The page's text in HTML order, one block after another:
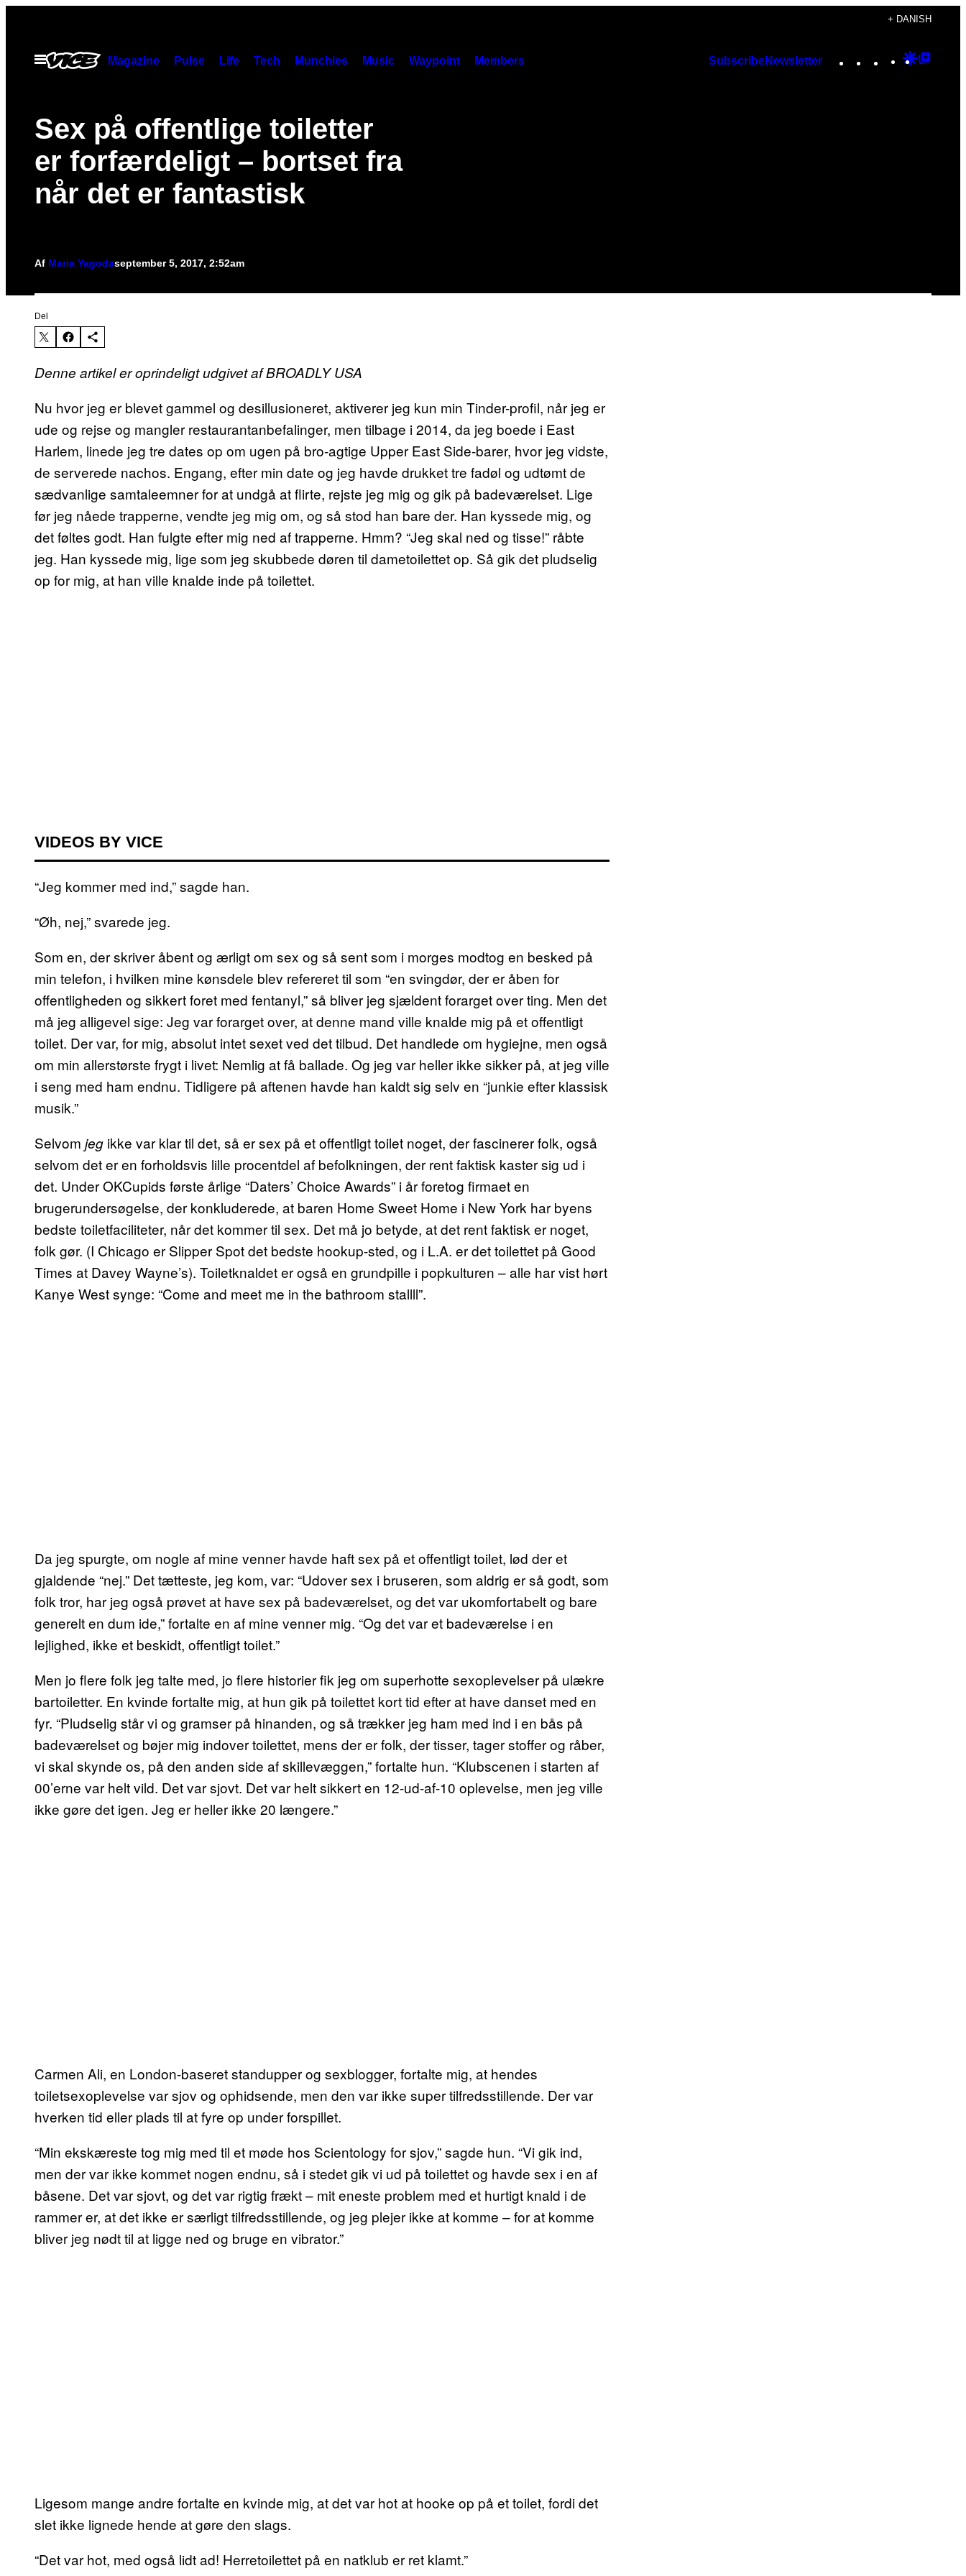
indhold
+ DANISH
Åbn
Menu
Magazine Pulse Life Tech Munchies Music Waypoint Members SubscribeNewsletter Instagram
TikTok
YouTube
Google
Sex på offentlige toiletter
er forfærdeligt – bortset fra
når det er fantastisk
Af Maria Yagodaseptember 5, 2017, 2:52am
Del
Denne artikel er oprindeligt udgivet af BROADLY USA
Nu hvor jeg er blevet gammel og desillusioneret, aktiverer jeg kun min Tinder-profil, når jeg er
ude og rejse og mangler restaurantanbefalinger, men tilbage i 2014, da jeg boede i East
Harlem, linede jeg tre dates op om ugen på bro-agtige Upper East Side-barer, hvor jeg vidste,
de serverede nachos. Engang, efter min date og jeg havde drukket tre fadøl og udtømt de
sædvanlige samtaleemner for at undgå at flirte, rejste jeg mig og gik på badeværelset. Lige
før jeg nåede trapperne, vendte jeg mig om, og så stod han bare der. Han kyssede mig, og
det føltes godt. Han fulgte efter mig ned af trapperne. Hmm? “Jeg skal ned og tisse!” råbte
jeg. Han kyssede mig, lige som jeg skubbede døren til dametoilettet op. Så gik det pludselig
op for mig, at han ville knalde inde på toilettet.
VIDEOS BY VICE
“Jeg kommer med ind,” sagde han.
“Øh, nej,” svarede jeg.
Som en, der skriver åbent og ærligt om sex og så sent som i morges modtog en besked på
min telefon, i hvilken mine kønsdele blev refereret til som “en svingdør, der er åben for
offentligheden og sikkert foret med fentanyl,” så bliver jeg sjældent forarget over ting. Men det
må jeg alligevel sige: Jeg var forarget over, at denne mand ville knalde mig på et offentligt
toilet. Der var, for mig, absolut intet sexet ved det tilbud. Det handlede om hygiejne, men også
om min allerstørste frygt i livet: Nemlig at få ballade. Og jeg var heller ikke sikker på, at jeg ville
i seng med ham endnu. Tidligere på aftenen havde han kaldt sig selv en “junkie efter klassisk
musik.”
Selvom jeg ikke var klar til det, så er sex på et offentligt toilet noget, der fascinerer folk, også
selvom det er en forholdsvis lille procentdel af befolkningen, der rent faktisk kaster sig ud i
det. Under OKCupids første årlige “Daters’ Choice Awards” i år foretog firmaet en
brugerundersøgelse, der konkluderede, at baren Home Sweet Home i New York har byens
bedste toiletfaciliteter, når det kommer til sex. Det må jo betyde, at det rent faktisk er noget,
folk gør. (I Chicago er Slipper Spot det bedste hookup-sted, og i L.A. er det toilettet på Good
Times at Davey Wayne’s). Toiletknaldet er også en grundpille i popkulturen – alle har vist hørt
Kanye West synge: “Come and meet me in the bathroom stallll”.
Da jeg spurgte, om nogle af mine venner havde haft sex på et offentligt toilet, lød der et
gjaldende “nej.” Det tætteste, jeg kom, var: “Udover sex i bruseren, som aldrig er så godt, som
folk tror, har jeg også prøvet at have sex på badeværelset, og det var ukomfortabelt og bare
generelt en dum ide,” fortalte en af mine venner mig. “Og det var et badeværelse i en
lejlighed, ikke et beskidt, offentligt toilet.”
Men jo flere folk jeg talte med, jo flere historier fik jeg om superhotte sexoplevelser på ulækre
bartoiletter. En kvinde fortalte mig, at hun gik på toilettet kort tid efter at have danset med en
fyr. “Pludselig står vi og gramser på hinanden, og så trækker jeg ham med ind i en bås på
badeværelset og bøjer mig indover toilettet, mens der er folk, der tisser, tager stoffer og råber,
vi skal skynde os, på den anden side af skillevæggen,” fortalte hun. “Klubscenen i starten af
00’erne var helt vild. Det var sjovt. Det var helt sikkert en 12-ud-af-10 oplevelse, men jeg ville
ikke gøre det igen. Jeg er heller ikke 20 længere.”
Carmen Ali, en London-baseret standupper og sexblogger, fortalte mig, at hendes
toiletsexoplevelse var sjov og ophidsende, men den var ikke super tilfredsstillende. Der var
hverken tid eller plads til at fyre op under forspillet.
“Min ekskæreste tog mig med til et møde hos Scientology for sjov,” sagde hun. “Vi gik ind,
men der var ikke kommet nogen endnu, så i stedet gik vi ud på toilettet og havde sex i en af
båsene. Det var sjovt, og det var rigtig frækt – mit eneste problem med et hurtigt knald i de
rammer er, at det ikke er særligt tilfredsstillende, og jeg plejer ikke at komme – for at komme
bliver jeg nødt til at ligge ned og bruge en vibrator.”
Ligesom mange andre fortalte en kvinde mig, at det var hot at hooke op på et toilet, fordi det
slet ikke lignede hende at gøre den slags.
“Det var hot, med også lidt ad! Herretoilettet på en natklub er ret klamt.”